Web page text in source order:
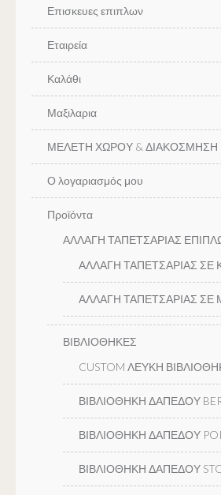
Επισκευες επιπλων
Εταιρεία
Καλάθι
Μαξιλαρια
ΜΕΛΕΤΗ ΧΩΡΟΥ & ΔΙΑΚΟΣΜΗΣΗ
Ο λογαριασμός μου
Προϊόντα
ΑΛΛΑΓΗ ΤΑΠΕΤΣΑΡΙΑΣ
ΑΛΛΑΓΗ ΤΑΠΕΤΣΑΡΙΑΣ ΣΕ
ΑΛΛΑΓΗ ΤΑΠΕΤΣΑΡΙΑΣ ΣΕ
ΒΙΒΛΙΟΘΗΚΕΣ
CUSTOM ΛΕΥΚΗ
ΒΙΒΛΙΟΘΗΚΗ ΔΑΠΕΔΟΥ
ΒΙΒΛΙΟΘΗΚΗ ΔΑΠΕΔΟΥ
ΒΙΒΛΙΟΘΗΚΗ ΔΑΠΕΔΟΥ